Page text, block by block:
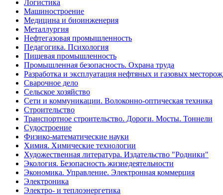
Логистика
Машиностроение
Медицина и биоинженерия
Металлургия
Нефтегазовая промышленность
Педагогика. Психология
Пищевая промышленность
Промышленная безопасность. Охрана труда
Разработка и эксплуатация нефтяных и газовых
Сварочное дело
Сельское хозяйство
Сети и коммуникации. Волоконно-оптическая техника
Строительство
Транспортное строительство. Дороги. Мосты. Тоннели
Судостроение
Физико-математические науки
Химия. Химические технологии
Художественная литература. Издательство "Родники"
Экология. Безопасность жизнедеятельности
Экономика. Управление. Электронная коммерция
Электроника
Электро- и теплоэнергетика